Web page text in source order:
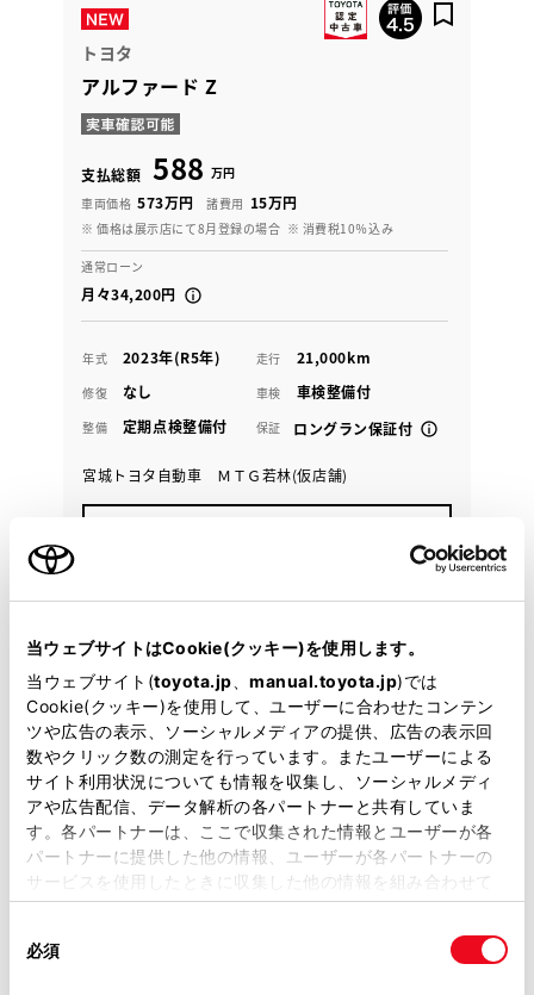
当ウェブサイトはCookie(クッキー)を使用します。
当ウェブサイト(toyota.jp manual.toyota.jp)では
Cookie(クッキー)を使用して、ユーザーに合わせたコンテン
ツや広告の表示、ソーシャルメディアの提供、広告の表示回
数やクリック数の測定を行っています。またユーザーによる
サイト利用状況についても情報を収集し、ソーシャルメディ
アや広告配信、データ解析の各パートナーと共有していま
す。各パートナーは、ここで収集された情報とユーザーが各
パートナーに提供した他の情報、ユーザーが各パートナーの
サービスを使用したときに収集した他の情報を組み合わせて
使用することがあります。当ウェブサイトの使用を続行する
必須
トヨタ
アルファード Z
支払総額 588 万円
車両価格 573万円 諸費用 15万円
※ 価格は展示店にて8月登録の場合 ※ 消費税10％込み
通常ローン
月々34,200円
年式 2023年(R5年) 走行 21,000km
修復 なし 車検 車検整備付
整備 定期点検整備付 保証 ロングラン保証付
宮城トヨタ自動車 ＭＴＧ若林(仮店舗)